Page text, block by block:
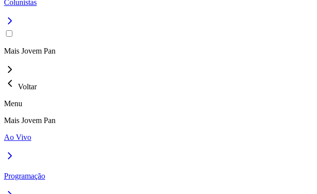
Colunistas
Mais Jovem Pan
Voltar
Menu
Mais Jovem Pan
Ao Vivo
Programação